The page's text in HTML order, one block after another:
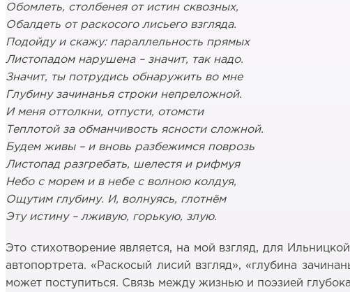
Обомлеть, столбенея от истин сквозных,
Обалдеть от раскосого лисьего взгляда.
Подойду и скажу: параллельность прямых
Листопадом нарушена – значит, так надо.
Значит, ты потрудись обнаружить во мне
Глубину зачинанья строки непреложной.
И меня оттолкни, отпусти, отомсти
Теплотой за обманчивость ясности сложной.
Будем живы – и вновь разбежимся поврозь
Листопад разгребать, шелестя и рифмуя
Небо с морем и в небе с волною колдуя,
Ощутим глубину. И, волнуясь, глотнём
Эту истину – лживую, горькую, злую.
Это стихотворение является, на мой взгляд, для
автопортрета. «Раскосый лисий взгляд», «глубина
может поступиться. Связь между жизнью и поэзией